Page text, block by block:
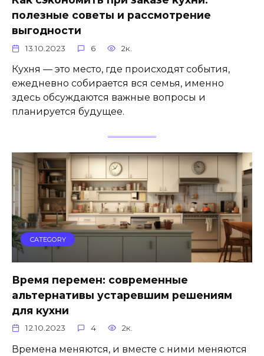
полезные советы и рассмотрение
выгодности
13.10.2023 6 2к.
Кухня — это место, где происходят события,
ежедневно собирается вся семья, именно
здесь обсуждаются важные вопросы и
планируется будущее.
CATEGORY
Время перемен: современные
альтернативы устаревшим решениям
для кухни
12.10.2023 4 2к.
Времена меняются, и вместе с ними меняются